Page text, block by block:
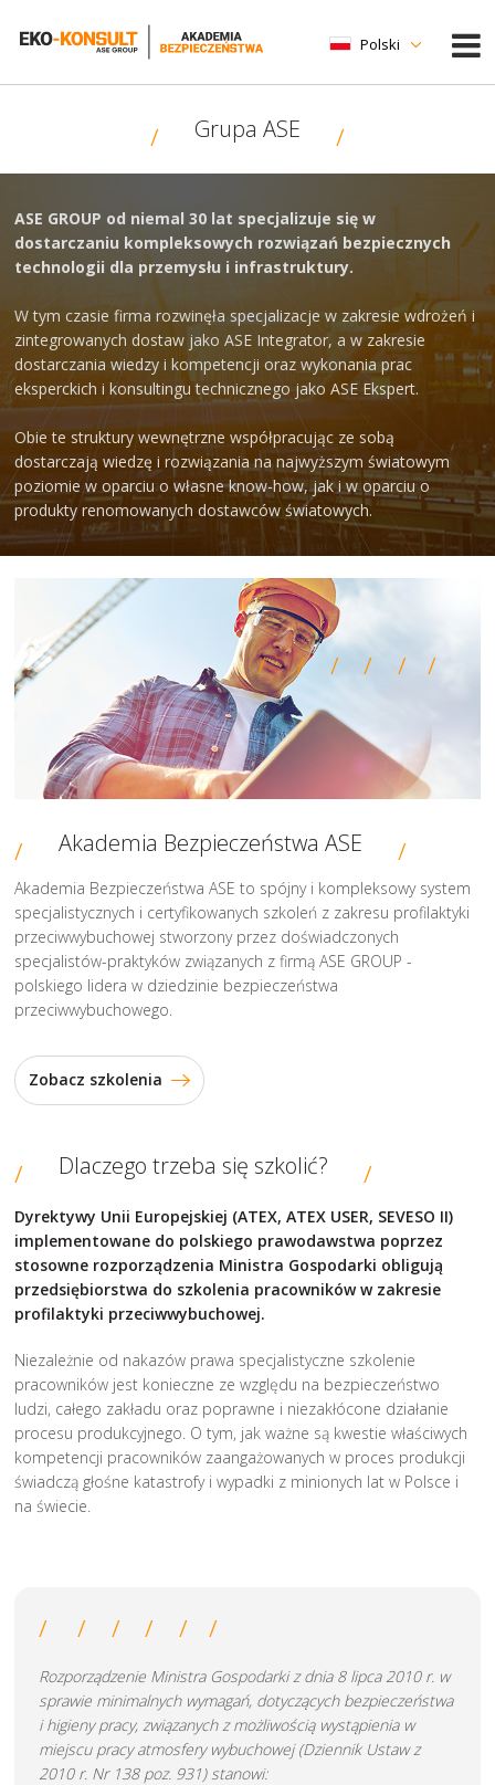
Polski
Grupa ASE
ASE GROUP od niemal 30 lat specjalizuje się w
dostarczaniu kompleksowych rozwiązań bezpiecznych
technologii dla przemysłu i infrastruktury.
W tym czasie firma rozwinęła specjalizacje w zakresie wdrożeń i
zintegrowanych dostaw jako ASE Integrator, a w zakresie
dostarczania wiedzy i kompetencji oraz wykonania prac
eksperckich i konsultingu technicznego jako ASE Ekspert.
Obie te struktury wewnętrzne współpracując ze sobą
dostarczają wiedzę i rozwiązania na najwyższym światowym
poziomie w oparciu o własne know-how, jak i w oparciu o
produkty renomowanych dostawców światowych.
Akademia Bezpieczeństwa ASE
Akademia Bezpieczeństwa ASE to spójny i kompleksowy system
specjalistycznych i certyfikowanych szkoleń z zakresu profilaktyki
przeciwwybuchowej stworzony przez doświadczonych
specjalistów-praktyków związanych z firmą ASE GROUP -
polskiego lidera w dziedzinie bezpieczeństwa
przeciwwybuchowego.
Zobacz szkolenia
Dlaczego trzeba się szkolić?
Dyrektywy Unii Europejskiej (ATEX, ATEX USER, SEVESO II)
implementowane do polskiego prawodawstwa poprzez
stosowne rozporządzenia Ministra Gospodarki obligują
przedsiębiorstwa do szkolenia pracowników w zakresie
profilaktyki przeciwwybuchowej.
Niezależnie od nakazów prawa specjalistyczne szkolenie
pracowników jest konieczne ze względu na bezpieczeństwo
ludzi, całego zakładu oraz poprawne i niezakłócone działanie
procesu produkcyjnego. O tym, jak ważne są kwestie właściwych
kompetencji pracowników zaangażowanych w proces produkcji
świadczą głośne katastrofy i wypadki z minionych lat w Polsce i
na świecie.
Rozporządzenie Ministra Gospodarki z dnia 8 lipca 2010 r. w
sprawie minimalnych wymagań, dotyczących bezpieczeństwa
i higieny pracy, związanych z możliwością wystąpienia w
miejscu pracy atmosfery wybuchowej (Dziennik Ustaw z
2010 r. Nr 138 poz. 931) stanowi: